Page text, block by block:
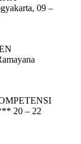
09 –
20 – 22